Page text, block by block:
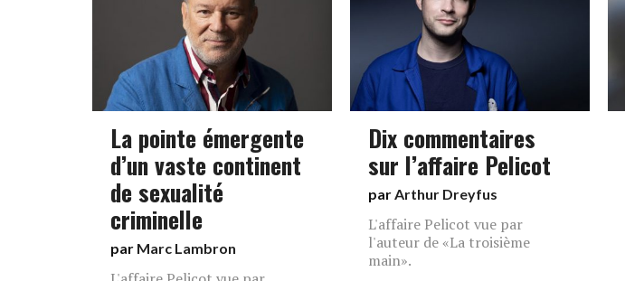
La pointe émergente
d’un vaste continent
de sexualité
criminelle
par Marc Lambron
Dix commentaires
sur l’affaire Pelicot
parArthur Dreyfus
L'affaire Pelicot vue par
l'auteur de «La troisième
main».